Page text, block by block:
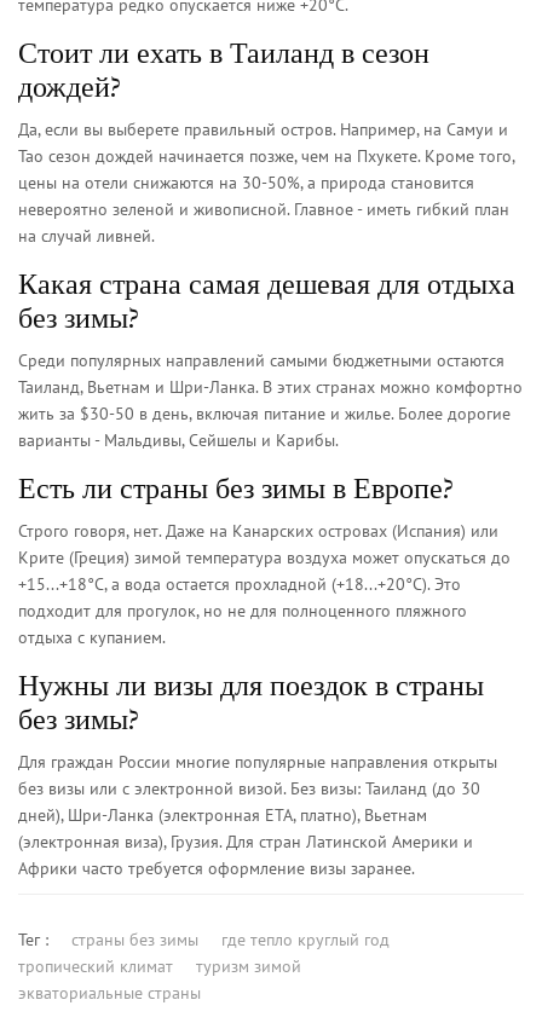
температура редко опускается ниже +20°C.
Стоит ли ехать в Таиланд в сезон
дождей?
Да, если вы выберете правильный остров. Например, на Самуи и
Тао сезон дождей начинается позже, чем на Пхукете. Кроме того,
цены на отели снижаются на 30-50%, а природа становится
невероятно зеленой и живописной. Главное - иметь гибкий план
на случай ливней.
Какая страна самая дешевая для отдыха
без зимы?
Среди популярных направлений самыми бюджетными остаются
Таиланд, Вьетнам и Шри-Ланка. В этих странах можно комфортно
жить за $30-50 в день, включая питание и жилье. Более дорогие
варианты - Мальдивы, Сейшелы и Карибы.
Есть ли страны без зимы в Европе?
Строго говоря, нет. Даже на Канарских островах (Испания) или
Крите (Греция) зимой температура воздуха может опускаться до
+15...+18°C, а вода остается прохладной (+18...+20°C). Это
подходит для прогулок, но не для полноценного пляжного
отдыха с купанием.
Нужны ли визы для поездок в страны
без зимы?
Для граждан России многие популярные направления открыты
без визы или с электронной визой. Без визы: Таиланд (до 30
дней), Шри-Ланка (электронная ETA, платно), Вьетнам
(электронная виза), Грузия. Для стран Латинской Америки и
Африки часто требуется оформление визы заранее.
Тег : страны без зимы
где тепло круглый год
тропический климат
туризм зимой
экваториальные страны